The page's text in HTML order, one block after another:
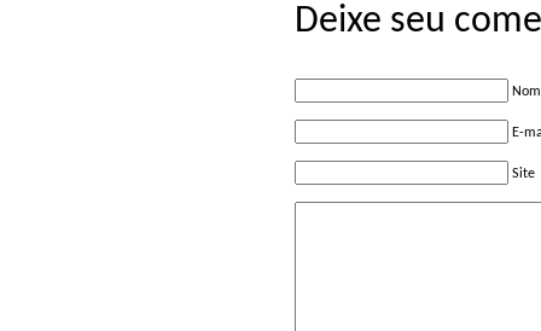
Deixe seu
E-
Site